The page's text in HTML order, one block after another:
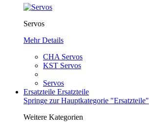
Servos
Mehr Details
CHA Servos
KST Servos
Servos
Ersatzteile Ersatzteile
Springe zur Hauptkategorie "Ersatzteile"
Weitere Kategorien